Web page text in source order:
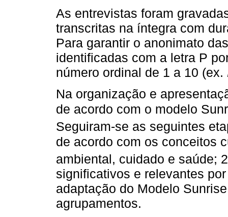
As entrevistas foram
transcritas na íntegra com
Para garantir o anonimato
identificadas com a letra P
número ordinal de 1 a 10 (ex.
Na organização e
de acordo com o modelo
Seguiram-se as seguintes
de acordo com os conceitos
ambiental, cuidado e saúde; 2
significativos e relevantes
adaptação do Modelo
agrupamentos.